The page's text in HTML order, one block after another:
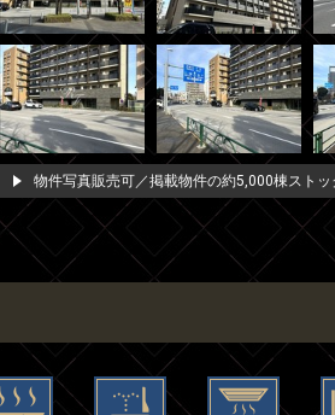
物件写真販売可／掲載物件の約5,000棟スト